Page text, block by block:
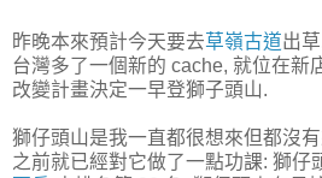
昨晚本來預計今天要去草嶺古道出
台灣多了一個新的 cache, 就位在新
改變計畫決定一早登獅子頭山.
獅仔頭山是我一直都很想來但都沒
之前就已經對它做了一點功課: 獅仔